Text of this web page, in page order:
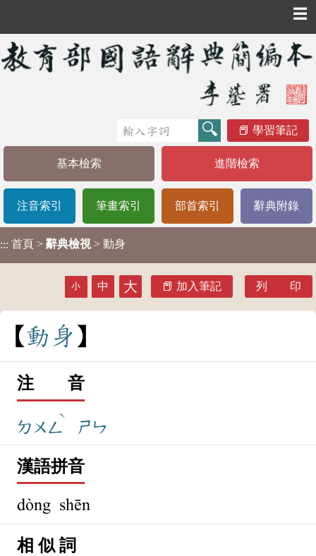
☰
學習筆記
基本檢索 進階檢索
注音索引 筆畫索引 部首索引 辭典附錄
::: 首頁 > 辭典檢視 > 動身
小 中 大 加入筆記 列 印
動 身
注 音
ㄉㄨㄥ
ˋ
ㄕㄣ
漢語拼音
dòng shēn
相 似 詞